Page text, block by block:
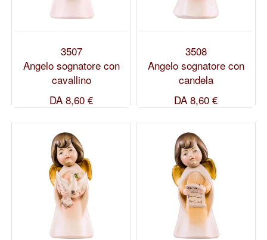
3507
Angelo sognatore con
cavallino
DA 8,60 €
3508
Angelo sognatore con
candela
DA 8,60 €